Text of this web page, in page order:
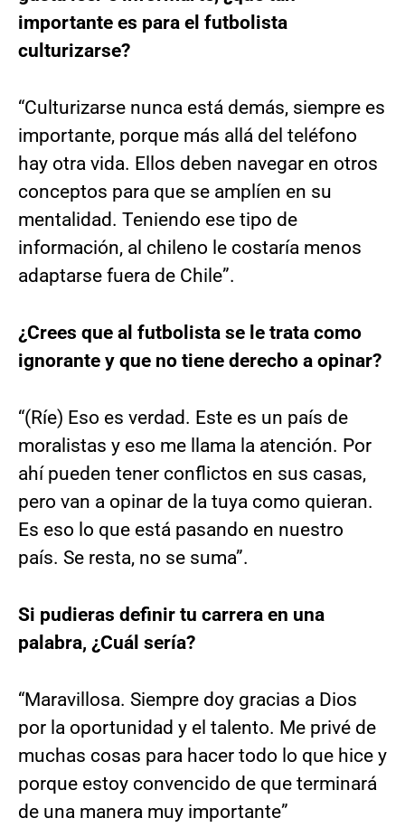
importante es para el futbolista
culturizarse?
“Culturizarse nunca está demás, siempre es
importante, porque más allá del teléfono
hay otra vida. Ellos deben navegar en otros
conceptos para que se amplíen en su
mentalidad. Teniendo ese tipo de
información, al chileno le costaría menos
adaptarse fuera de Chile”.
¿Crees que al futbolista se le trata como
ignorante y que no tiene derecho a opinar?
“(Ríe) Eso es verdad. Este es un país de
moralistas y eso me llama la atención. Por
ahí pueden tener conflictos en sus casas,
pero van a opinar de la tuya como quieran.
Es eso lo que está pasando en nuestro
país. Se resta, no se suma”.
Si pudieras definir tu carrera en una
palabra, ¿Cuál sería?
“Maravillosa. Siempre doy gracias a Dios
por la oportunidad y el talento. Me privé de
muchas cosas para hacer todo lo que hice y
porque estoy convencido de que terminará
de una manera muy importante”